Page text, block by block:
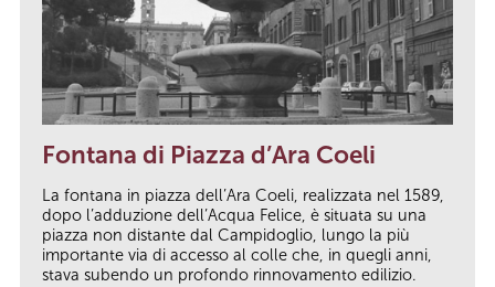
Fontana di Piazza d’Ara Coeli
La fontana in piazza dell’Ara Coeli, realizzata nel 1589,
dopo l’adduzione dell’Acqua Felice, è situata su una
piazza non distante dal Campidoglio, lungo la più
importante via di accesso al colle che, in quegli anni,
stava subendo un profondo rinnovamento edilizio.